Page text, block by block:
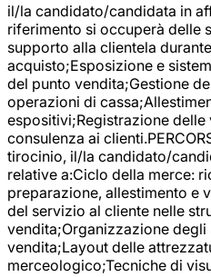
il/la candidato/candidata in
riferimento si occuperà delle
supporto alla clientela
acquisto;Esposizione e
del punto vendita;Gestione
operazioni di
espositivi;Registrazione delle
consulenza ai
tirocinio, il/la candidato/
relative a:Ciclo della merce:
preparazione, allestimento e
del servizio al cliente nelle
vendita;Organizzazione degli
vendita;Layout delle
merceologico;Tecniche di